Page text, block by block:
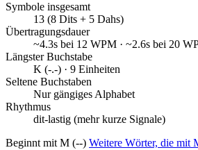
Symbole insgesamt
13 (8 Dits + 5 Dahs)
Übertragungsdauer
~4.3s bei 12 WPM · ~2.6s bei 20
Längster Buchstabe
K (-.-) · 9 Einheiten
Seltene Buchstaben
Nur gängiges Alphabet
Rhythmus
dit-lastig (mehr kurze Signale)
Beginnt mit M (--) Weitere Wörter, die mit